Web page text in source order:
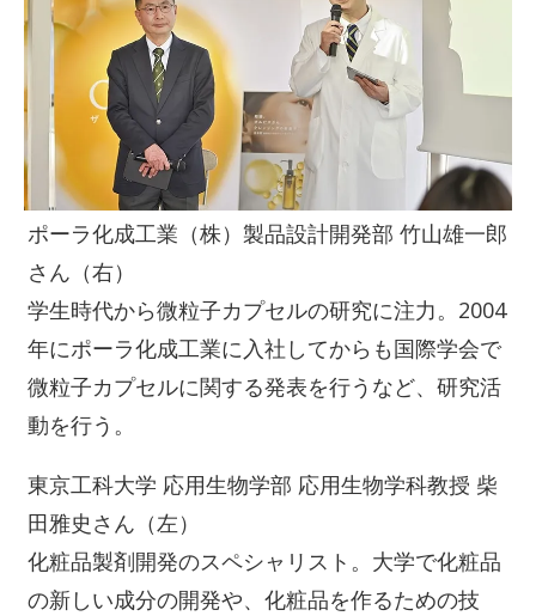
ポーラ化成工業（株）製品設計開発部 竹山雄一郎
さん（右）
学生時代から微粒子カプセルの研究に注力。2004
年にポーラ化成工業に入社してからも国際学会で
微粒子カプセルに関する発表を行うなど、研究活
動を行う。
東京工科大学 応用生物学部 応用生物学科教授 柴
田雅史さん（左）
化粧品製剤開発のスペシャリスト。大学で化粧品
の新しい成分の開発や、化粧品を作るための技